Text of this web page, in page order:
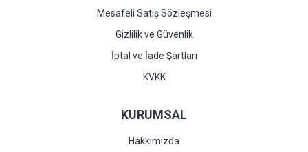
Mesafeli Satış Sözleşmesi
Gizlilik ve Güvenlik
İptal ve İade Şartları
KVKK
KURUMSAL
Hakkımızda